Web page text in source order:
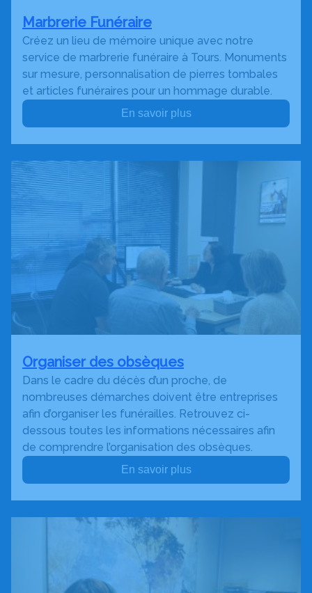
Marbrerie Funéraire
Créez un lieu de mémoire unique avec notre
service de marbrerie funéraire à Tours. Monuments
sur mesure, personnalisation de pierres tombales
et articles funéraires pour un hommage durable.
En savoir plus
Organiser des obsèques
Dans le cadre du décès d’un proche, de
nombreuses démarches doivent être entreprises
afin d’organiser les funérailles. Retrouvez ci-
dessous toutes les informations nécessaires afin
de comprendre l’organisation des obsèques.
En savoir plus